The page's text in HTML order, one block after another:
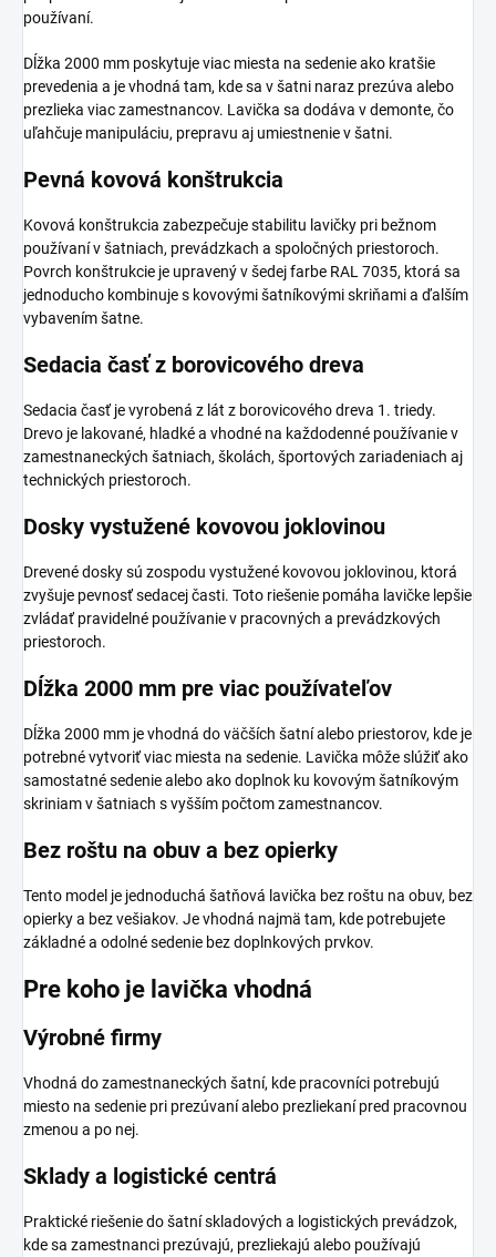
používaní.
Dĺžka 2000 mm poskytuje viac miesta na sedenie ako kratšie
prevedenia a je vhodná tam, kde sa v šatni naraz prezúva alebo
prezlieka viac zamestnancov. Lavička sa dodáva v demonte, čo
uľahčuje manipuláciu, prepravu aj umiestnenie v šatni.
Pevná kovová konštrukcia
Kovová konštrukcia zabezpečuje stabilitu lavičky pri bežnom
používaní v šatniach, prevádzkach a spoločných priestoroch.
Povrch konštrukcie je upravený v šedej farbe RAL 7035, ktorá sa
jednoducho kombinuje s kovovými šatníkovými skriňami a ďalším
vybavením šatne.
Sedacia časť z borovicového dreva
Sedacia časť je vyrobená z lát z borovicového dreva 1. triedy.
Drevo je lakované, hladké a vhodné na každodenné používanie v
zamestnaneckých šatniach, školách, športových zariadeniach aj
technických priestoroch.
Dosky vystužené kovovou joklovinou
Drevené dosky sú zospodu vystužené kovovou joklovinou, ktorá
zvyšuje pevnosť sedacej časti. Toto riešenie pomáha lavičke lepšie
zvládať pravidelné používanie v pracovných a prevádzkových
priestoroch.
Dĺžka 2000 mm pre viac používateľov
Dĺžka 2000 mm je vhodná do väčších šatní alebo priestorov, kde je
potrebné vytvoriť viac miesta na sedenie. Lavička môže slúžiť ako
samostatné sedenie alebo ako doplnok ku kovovým šatníkovým
skriniam v šatniach s vyšším počtom zamestnancov.
Bez roštu na obuv a bez opierky
Tento model je jednoduchá šatňová lavička bez roštu na obuv, bez
opierky a bez vešiakov. Je vhodná najmä tam, kde potrebujete
základné a odolné sedenie bez doplnkových prvkov.
Pre koho je lavička vhodná
Výrobné firmy
Vhodná do zamestnaneckých šatní, kde pracovníci potrebujú
miesto na sedenie pri prezúvaní alebo prezliekaní pred pracovnou
zmenou a po nej.
Sklady a logistické centrá
Praktické riešenie do šatní skladových a logistických prevádzok,
kde sa zamestnanci prezúvajú, prezliekajú alebo používajú